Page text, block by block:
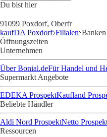
Du bist hier
91099 Poxdorf, Oberfr
kaufDA Poxdorf Filialen
Öffnungszeiten
Unternehmen
Über Bonial.deFür Handel und
Supermarkt Angebote
EDEKA ProspektKaufland
Beliebte Händler
Aldi Nord ProspektNetto
Ressourcen